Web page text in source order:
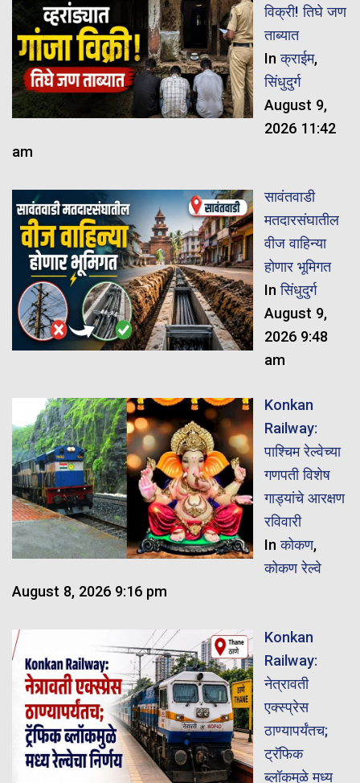
विक्री! तिघे जण
ताब्यात
Inक्राईम,
सिंधुदुर्ग
August 9,
2026 11:42
am
सावंतवाडी
मतदारसंघातील
वीज वाहिन्या
होणार भूमिगत
Inसिंधुदुर्ग
August 9,
2026 9:48
am
Konkan
Railway:
पाश्चिम रेल्वेच्या
गणपती विशेष
गाड्यांचे आरक्षण
रविवारी
Inकोकण,
कोकण रेल्वे
August 8, 2026 9:16 pm
Konkan
Railway:
नेत्रावती
एक्स्प्रेस
ठाण्यापर्यंतच;
ट्रॅफिक
ब्लॉकमुळे मध्य